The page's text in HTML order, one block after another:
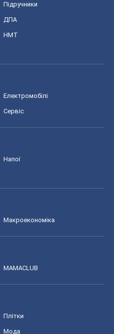
Підручники
ДПА
НМТ
Електромобілі
Сервіс
Напої
Макроекономіка
MAMACLUB
Плітки
Мода